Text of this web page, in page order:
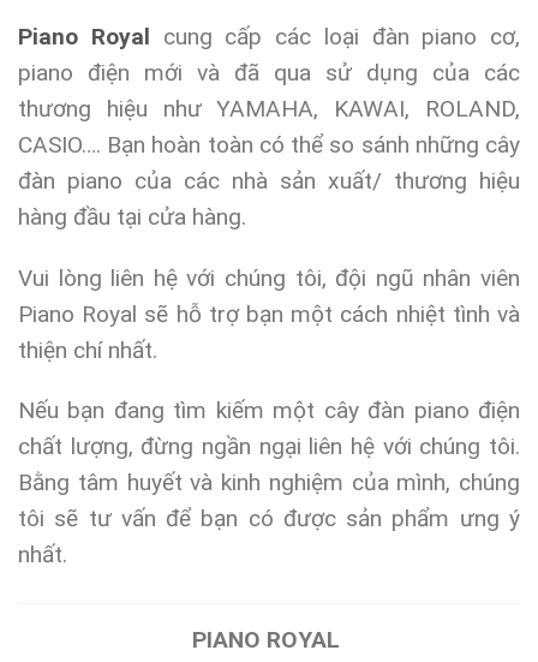
Piano Royal cung cấp các loại đàn piano cơ,
piano điện mới và đã qua sử dụng của các
thương hiệu như YAMAHA, KAWAI, ROLAND,
CASIO…. Bạn hoàn toàn có thể so sánh những cây
đàn piano của các nhà sản xuất/ thương hiệu
hàng đầu tại cửa hàng.
Vui lòng liên hệ với chúng tôi, đội ngũ nhân viên
Piano Royal sẽ hỗ trợ bạn một cách nhiệt tình và
thiện chí nhất.
Nếu bạn đang tìm kiếm một cây đàn piano điện
chất lượng, đừng ngần ngại liên hệ với chúng tôi.
Bằng tâm huyết và kinh nghiệm của mình, chúng
tôi sẽ tư vấn để bạn có được sản phẩm ưng ý
nhất.
PIANO ROYAL